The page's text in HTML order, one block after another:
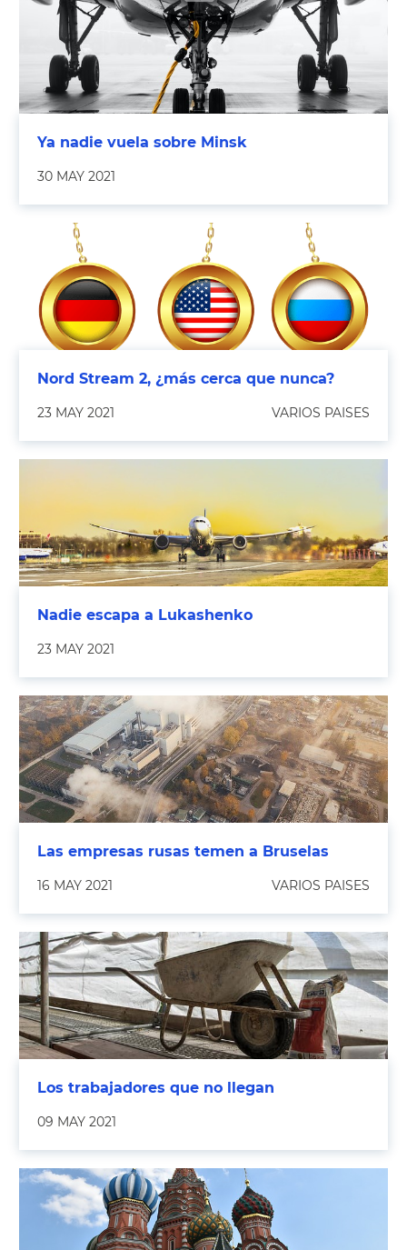
Ya nadie vuela sobre Minsk
30 MAY 2021
Nord Stream 2, ¿más cerca que nunca?
23 MAY 2021 VARIOS PAISES
Nadie escapa a Lukashenko
23 MAY 2021
Las empresas rusas temen a Bruselas
16 MAY 2021 VARIOS PAISES
Los trabajadores que no llegan
09 MAY 2021